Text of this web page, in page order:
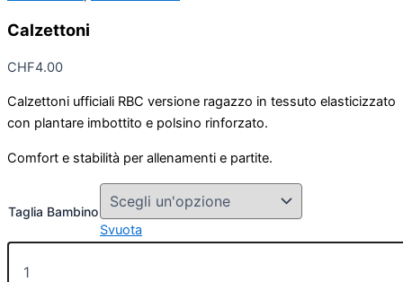
Calzettoni
CHF4.00
Calzettoni ufficiali RBC versione ragazzo in tessuto elasticizzato
con plantare imbottito e polsino rinforzato.
Comfort e stabilità per allenamenti e partite.
Taglia Bambino
Svuota
Calzettoni
quantità